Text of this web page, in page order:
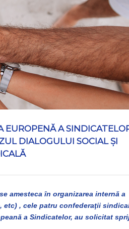
EUROPENĂ A
DIALOGULUI SOCIAL ȘI
amesteca în organizarea internă a
, cele patru confederaţii
a Sindicatelor, au solicitat